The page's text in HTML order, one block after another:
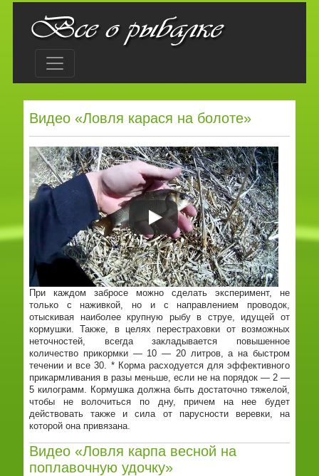
Видео «Ловля карася на болоте»
При каждом забросе можно сделать эксперимент, не
только с наживкой, но и с направлением проводок,
отыскивая наиболее крупную рыбу в струе, идущей от
кормушки. Также, в целях перестраховки от возможных
неточностей, всегда закладывается повышенное
количество прикормки — 10 — 20 литров, а на быстром
течении и все 30. * Корма расходуется для эффективного
прикармливания в разы меньше, если не на порядок — 2 —
5 килограмм. Кормушка должна быть достаточно тяжелой,
чтобы не волочиться по дну, причем на нее будет
действовать также и сила от парусности веревки, на
которой она привязана.
Видео «Ловля карпа весной на
поплавочную удочку»